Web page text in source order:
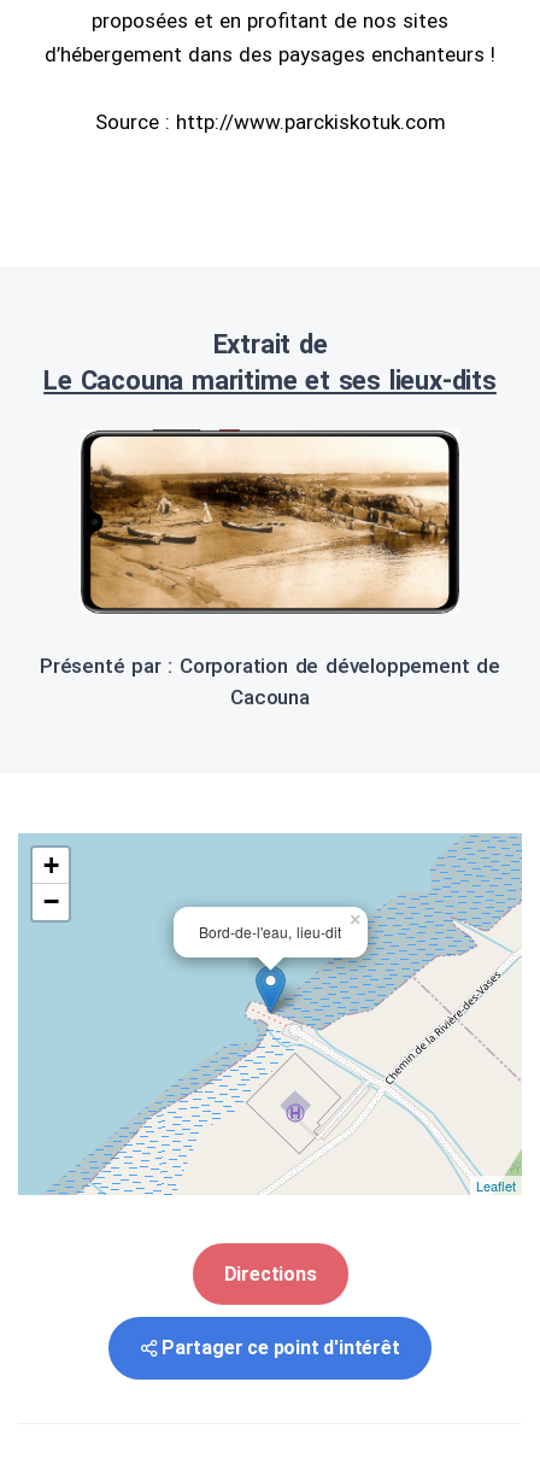
proposées et en profitant de nos sites
d’hébergement dans des paysages enchanteurs !
Source : http://www.parckiskotuk.com
Extrait de
Le Cacouna maritime et ses lieux-dits
Présenté par : Corporation de développement de
Cacouna
Bord-de-l'eau, lieu-dit
×
+
−
Leaflet
Directions
Partager ce point d'intérêt